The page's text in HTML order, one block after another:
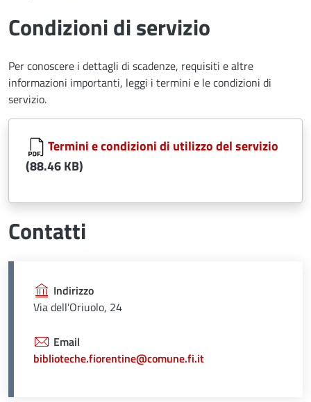
Condizioni di servizio
Per conoscere i dettagli di scadenze, requisiti e altre
informazioni importanti, leggi i termini e le condizioni di
servizio.
Document
Termini e condizioni di utilizzo del servizio
(88.46 KB)
Contatti
Indirizzo
Via dell'Oriuolo, 24
Email
biblioteche.fiorentine@comune.fi.it